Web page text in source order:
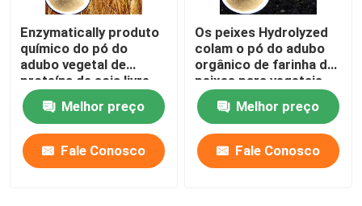
Enzymatically produto
químico do pó do
adubo vegetal de
proteína de soja livre
Melhor preço
Fale Conosco
Os peixes Hydrolyzed
colam o pó do adubo
orgânico de farinha de
peixes para vegetais
Melhor preço
Fale Conosco